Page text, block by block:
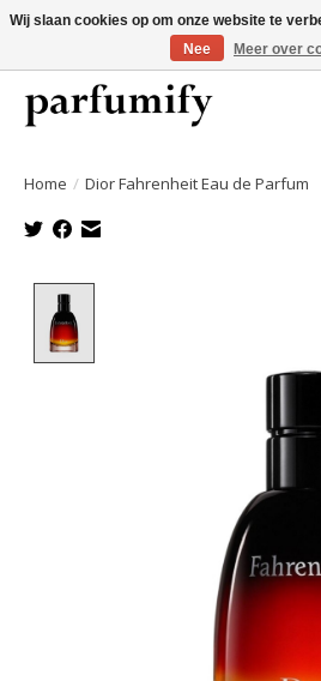
750+ Geuren | Gratis verzending | Maandelijks
Home / Dior Fahrenheit Eau de Parfum
Wij slaan cookies op om onze website te
Nee
Meer over